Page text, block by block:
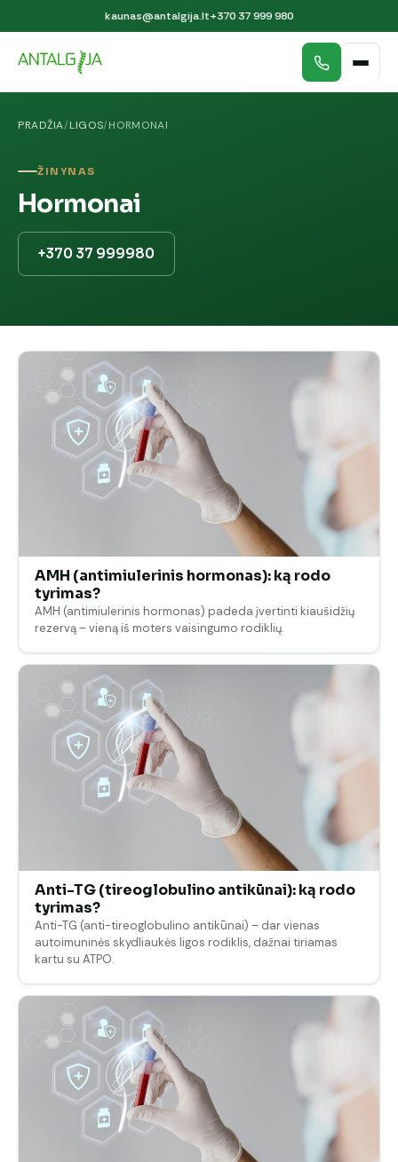
kaunas@antalgija.lt+370 37 999 980
PRADŽIA/LIGOS/HORMONAI
ŽINYNAS
Hormonai
+370 37 999980
AMH (antimiulerinis hormonas): ką rodo
tyrimas?
AMH (antimiulerinis hormonas) padeda įvertinti kiaušidžių
rezervą – vieną iš moters vaisingumo rodiklių.
Anti-TG (tireoglobulino antikūnai): ką rodo
tyrimas?
Anti-TG (anti-tireoglobulino antikūnai) – dar vienas
autoimuninės skydliaukės ligos rodiklis, dažnai tiriamas
kartu su ATPO.